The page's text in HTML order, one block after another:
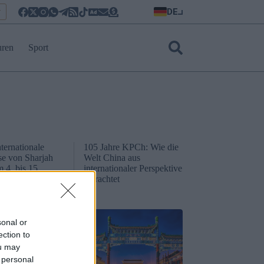
or
to
may
DE
Sport
von Sharjah
4. bis 15.
statt
105 Jahre KPCh: Wie die
Welt China aus
internationaler Perspektive
betrachtet